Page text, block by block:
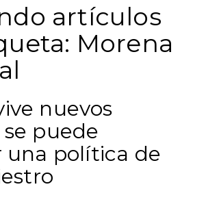
artículos
Morena
nuevos
puede
una política de